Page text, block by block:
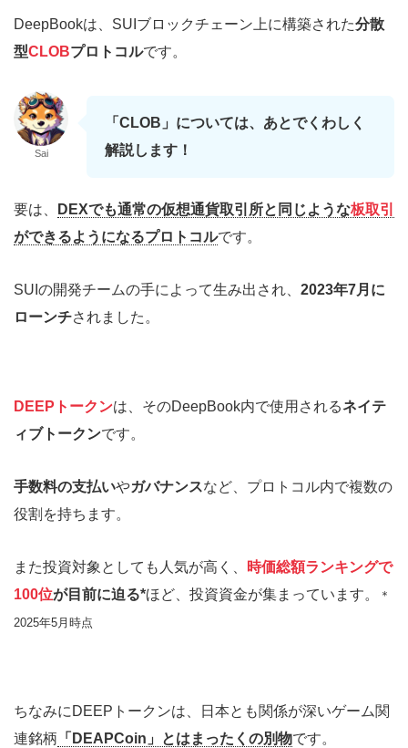
DeepBookは、SUIブロックチェーン上に構築された分散
型CLOBプロトコルです。
Sai
「CLOB」については、あとでくわしく
解説します！
要は、 DEXでも通常の仮想通貨取引所と同じような板取引
ができるようになるプロトコルです。
SUIの開発チームの手によって生み出され、 2023年7月に
ローンチされました。
DEEPトークンは、そのDeepBook内で使用されるネイテ
ィブトークンです。
手数料の支払いやガバナンスなど、プロトコル内で複数の
役割を持ちます。
また投資対象としても人気が高く、
時価総額ランキングで
100位が目前に迫る*ほど、投資資金が集まっています。
＊
2025年5月時点
ちなみにDEEPトークンは、日本とも関係が深いゲーム関
連銘柄 「DEAPCoin」とはまったくの別物です。